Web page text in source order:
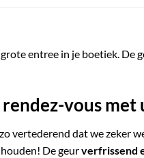
entree in je boetiek. De
vous
vertederend dat we zeker
De geurverfrissend